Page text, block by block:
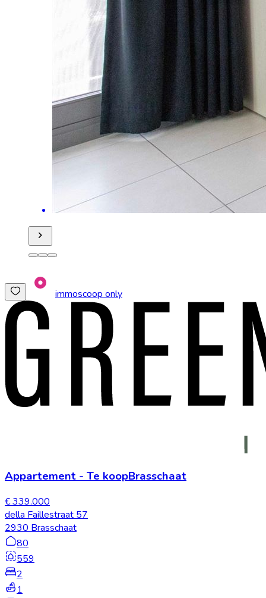
immoscoop only
Appartement - Te koopBrasschaat
€ 339.000
della Faillestraat 57
2930 Brasschaat
80
559
2
1